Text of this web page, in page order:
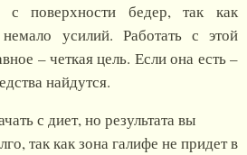
поверхности бедер, так как
усилий. Работать с этой
– четкая цель. Если она есть –
найдутся.
с диет, но результата вы
так как зона галифе не придет в